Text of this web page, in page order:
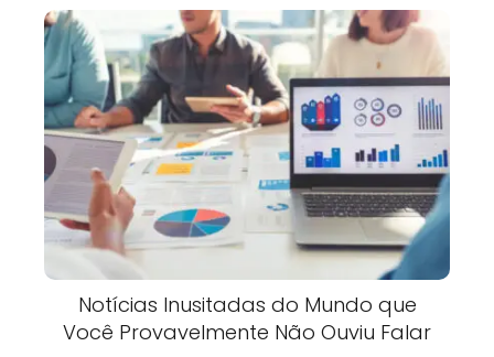
Notícias Inusitadas do Mundo que
Você Provavelmente Não Ouviu Falar